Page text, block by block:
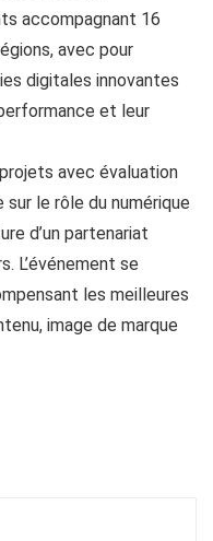
accompagnant 16
avec pour
digitales innovantes
et leur
avec évaluation
le rôle du numérique
d’un partenariat
L’événement se
les meilleures
image de marque